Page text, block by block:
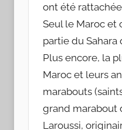
ont été
Seul le Maroc et
partie du Sahara
Plus encore, la
Maroc et leurs
marabouts
grand marabout
Laroussi,